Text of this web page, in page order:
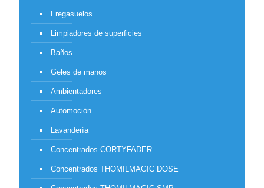
Fregasuelos
Limpiadores de superficies
Baños
Geles de manos
Ambientadores
Automoción
Lavandería
Concentrados CORTYFADER
Concentrados THOMILMAGIC DOSE